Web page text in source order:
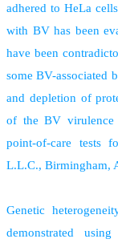
adhered to HeLa
with BV has been
have been
some BV-associated
and depletion of
of the BV virulence
point-of-care tests
L.L.C., Birmingham,
Genetic
demonstrated